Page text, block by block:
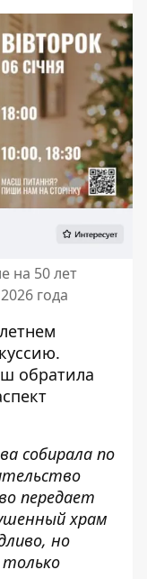
на 50 лет
года
обратила
собирала по
передает
храм
но